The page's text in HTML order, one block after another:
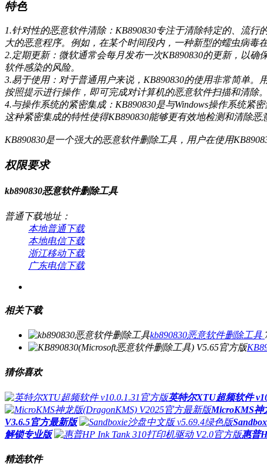
特色
1.针对性的恶意软件清除：KB890830专注于清除特定的、流
大的恶意程序。例如，在某个时间段内，一种新型的蠕虫病毒
2.定期更新：微软通常会每月发布一次KB890830的更新，以
软件感染的风险。
3.易于使用：对于普通用户来说，KB890830的使用非常简单
按照提示进行操作，即可完成对计算机的恶意软件扫描和清除。
4.与操作系统的紧密集成：KB890830是与Windows操作系统
这种紧密集成的特性使得KB890830能够更有效地检测和清除恶
KB890830是一个强大的恶意软件删除工具，用户在使用
权限要求
kb890830恶意软件删除工具
普通下载地址：
本地普通下载
本地电信下载
浙江移动下载
广东电信下载
相关下载
kb890830恶意软件删除工具
猜你喜欢
英特尔XTU超频软件
MicroKMS神
V3.6.5官方最新版
解锁专业版
惠普
精选软件